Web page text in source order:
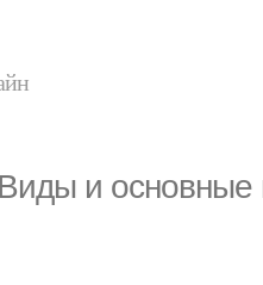
и